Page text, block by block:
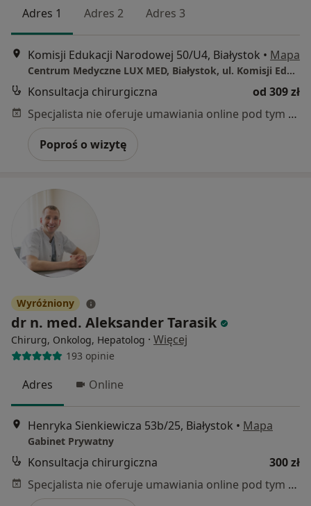
Adres 1 Adres 2 Adres 3
Komisji Edukacji Narodowej 50/U4, Białystok • Mapa
Centrum Medyczne LUX MED, Białystok, ul. Komisji Edukacji Narodowej 50/U4
Konsultacja chirurgiczna
od 309 zł
Specjalista nie oferuje umawiania online pod tym adresem.
Poproś o wizytę
Wyróżniony
dr n. med. Aleksander Tarasik
Chirurg, Onkolog, Hepatolog · Więcej
193 opinie
Adres Online
Henryka Sienkiewicza 53b/25, Białystok • Mapa
Gabinet Prywatny
Konsultacja chirurgiczna
300 zł
Specjalista nie oferuje umawiania online pod tym adresem.